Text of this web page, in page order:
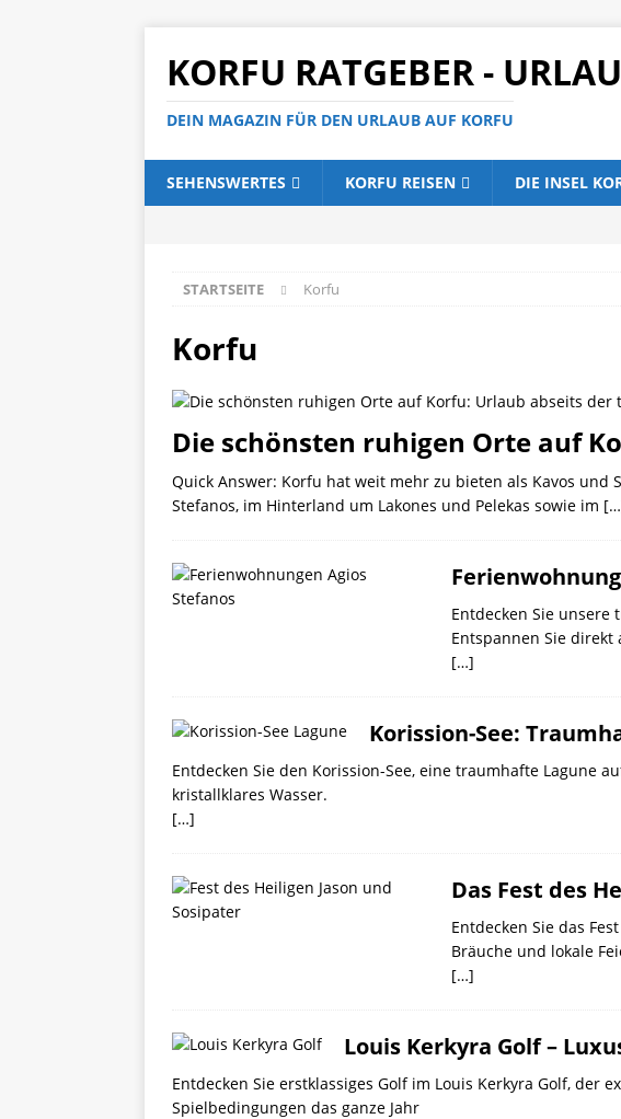
KORFU RATGEBER -
DEIN MAGAZIN FÜR DEN URLAUB AUF KORFU
SEHENSWERTES KORFU REISEN DIE INSEL
STARTSEITE Korfu
Korfu
Die schönsten ruhigen Orte auf
Quick Answer: Korfu hat weit mehr zu bieten als Kavos
Stefanos, im Hinterland um Lakones und Pelekas sowie im
Entdecken Sie
Entspannen Sie
[…]
Korission-See:
Entdecken Sie den Korission-See, eine traumhafte Lagune
kristallklares Wasser.
[…]
Das Fest des
Entdecken Sie das
Bräuche und lokale
[…]
Louis Kerkyra Golf –
Entdecken Sie erstklassiges Golf im Louis Kerkyra Golf, der
Spielbedingungen das ganze Jahr